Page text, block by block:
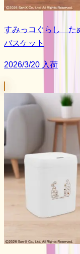
すみっコぐらし た
バスケット
2026/3/20 入荷